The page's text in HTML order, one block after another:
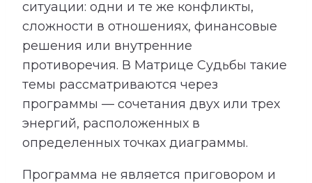
ситуации: одни и те же конфликты,
сложности в отношениях, финансовые
решения или внутренние
противоречия. В Матрице Судьбы такие
темы рассматриваются через
программы — сочетания двух или трех
энергий, расположенных в
определенных точках диаграммы.
Программа не является приговором и